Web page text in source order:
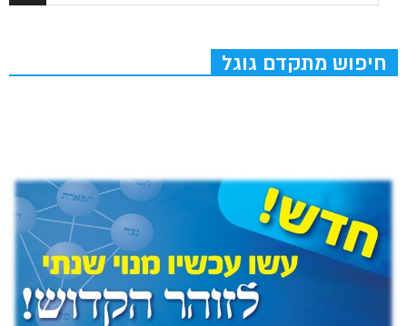
חיפוש מתקדם גוגל